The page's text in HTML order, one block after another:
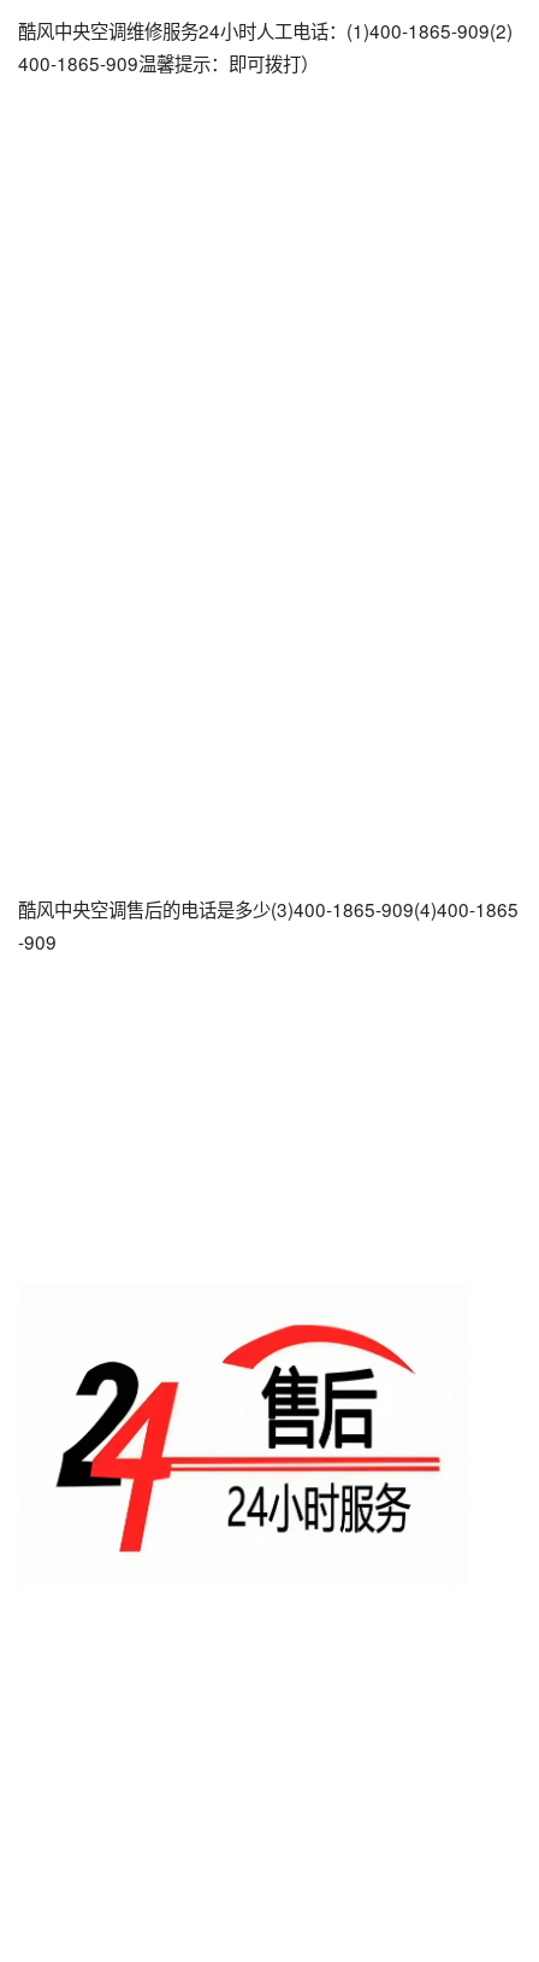
酷风中央空调维修服务24小时人工电话：(1)400-1865-909(2)
400-1865-909温馨提示：即可拨打）
酷风中央空调售后的电话是多少(3)400-1865-909(4)400-1865
-909